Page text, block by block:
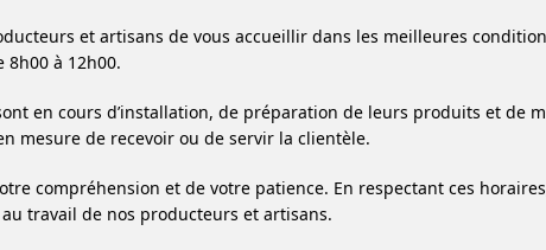
et artisans de vous accueillir dans les meilleures
à 12h00.
en cours d’installation, de préparation de leurs produits et de
mesure de recevoir ou de servir la clientèle.
compréhension et de votre patience. En respectant ces
travail de nos producteurs et artisans.